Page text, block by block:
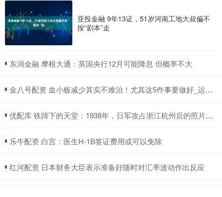
亚投金融 9年13证，51岁河南工地大叔偏不
按“剧本”走
​东润金融 摩根大通：英国央行12月可能降息 但概率不大
​金八号配资 血小板减少其实不难治！尤其这5件事要做好_运动_治疗_疾病
​优配库 铁蹄下的天堂：1938年，日军攻占浙江杭州后的照片，令人泪目
​乐牛配资 白宫：医生H-1B签证费用或可以免除
​红河配资 日本财务大臣表示准备好随时对汇率波动作出反应